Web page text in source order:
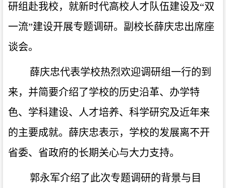
研组赴我校，就新时代高校人才队伍建设及“双
一流”建设开展专题调研。副校长薛庆忠出席座
谈会。
薛庆忠代表学校热烈欢迎调研组一行的到
来，并简要介绍了学校的历史沿革、办学特
色、学科建设、人才培养、科学研究及近年来
的主要成就。薛庆忠表示，学校的发展离不开
省委、省政府的长期关心与大力支持。
郭永军介绍了此次专题调研的背景与目